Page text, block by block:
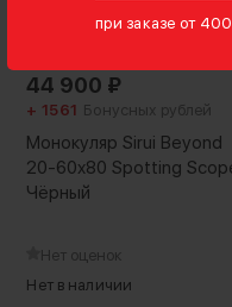
при заказе от
44 900 ₽
+ 1561 Бонусных рублей
Монокуляр Sirui Beyond
20-60x80 Spotting
Чёрный
Нет оценок
Нет в наличии